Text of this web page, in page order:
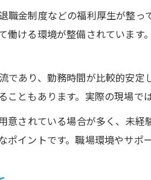
金制度などの福利厚生が整
ける環境が整備されていま
あり、勤務時間が比較的安
ともあります。実際の現場で
されている場合が多く、未
イントです。職場環境やサポ